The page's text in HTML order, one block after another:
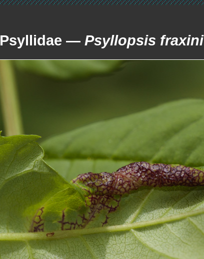
Psyllidae — Psyllopsis fraxini